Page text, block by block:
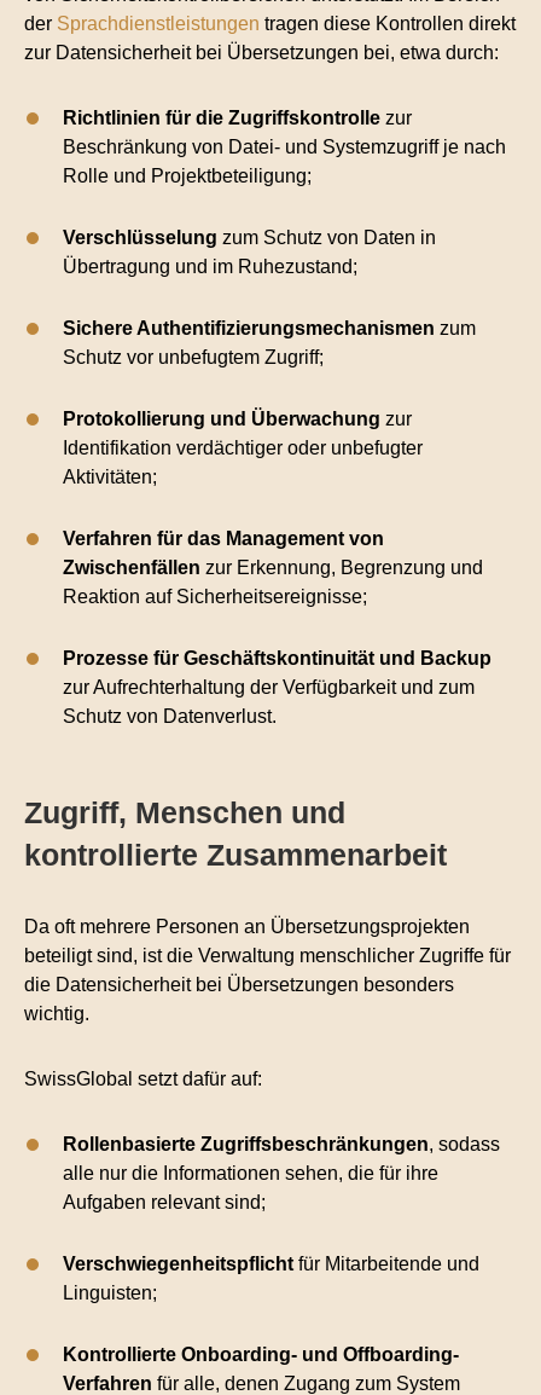
der Sprachdienstleistungen tragen diese Kontrollen direkt
zur Datensicherheit bei Übersetzungen bei, etwa durch:
Richtlinien für die Zugriffskontrolle zur
Beschränkung von Datei- und Systemzugriff je nach
Rolle und Projektbeteiligung;
Verschlüsselung zum Schutz von Daten in
Übertragung und im Ruhezustand;
Sichere Authentifizierungsmechanismen zum
Schutz vor unbefugtem Zugriff;
Protokollierung und Überwachung zur
Identifikation verdächtiger oder unbefugter
Aktivitäten;
Verfahren für das Management von
Zwischenfällen zur Erkennung, Begrenzung und
Reaktion auf Sicherheitsereignisse;
Prozesse für Geschäftskontinuität und Backup
zur Aufrechterhaltung der Verfügbarkeit und zum
Schutz von Datenverlust.
Zugriff, Menschen und
kontrollierte Zusammenarbeit
Da oft mehrere Personen an Übersetzungsprojekten
beteiligt sind, ist die Verwaltung menschlicher Zugriffe für
die Datensicherheit bei Übersetzungen besonders
wichtig.
SwissGlobal setzt dafür auf:
Rollenbasierte Zugriffsbeschränkungen, sodass
alle nur die Informationen sehen, die für ihre
Aufgaben relevant sind;
Verschwiegenheitspflicht für Mitarbeitende und
Linguisten;
Kontrollierte Onboarding- und Offboarding-
Verfahren für alle, denen Zugang zum System